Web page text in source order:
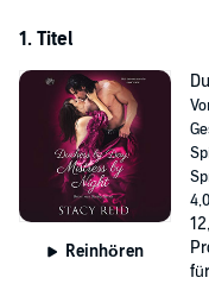
but she cannot be feeling
Rhys Tremayne has built
on the black market of
take his sisters away
entire lives, and the
his sisters into society.
from Georgiana, even if
can only ever be his
©2017 Stacy Reid
1. Titel
Reinhören
4,0